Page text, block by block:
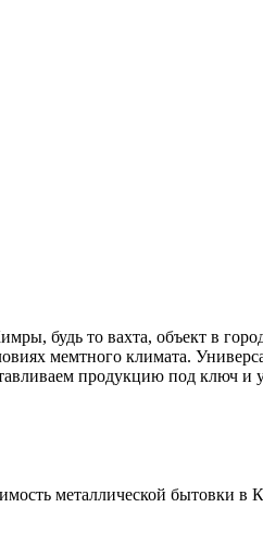
будь то вахта, объект в
мемтного климата.
продукцию под ключ и